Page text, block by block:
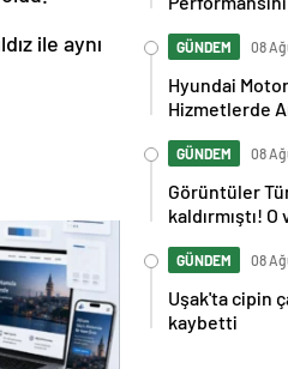
Hyundai Motor
Hizmetlerde
Gündemde
Görüntüler
kaldırmıştı!
oldu
Uşak'ta cipin
kaybetti